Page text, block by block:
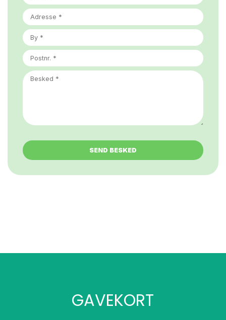
ADDRESS
BY
POSTNR.
GAVEKORT